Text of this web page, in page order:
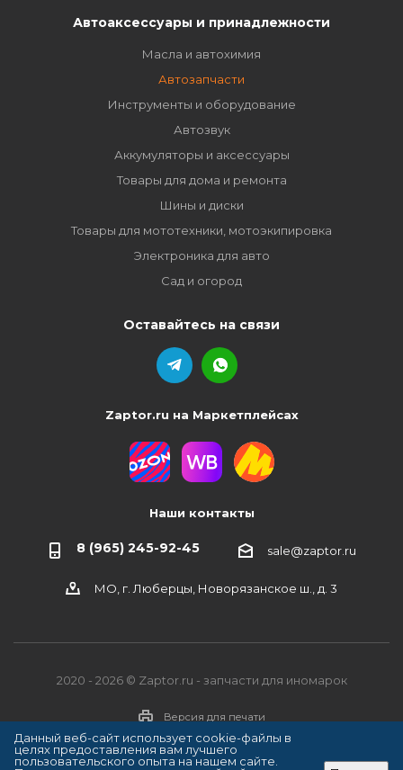
Автоаксессуары и принадлежности
Масла и автохимия
Автозапчасти
Инструменты и оборудование
Автозвук
Аккумуляторы и аксессуары
Товары для дома и ремонта
Шины и диски
Товары для мототехники, мотоэкипировка
Электроника для авто
Сад и огород
Оставайтесь на связи
Zaptor.ru на Маркетплейсах
Наши контакты
8 (965) 245-92-45 sale@zaptor.ru
МО, г. Люберцы, Новорязанское ш., д. 3
2020 - 2026 © Zaptor.ru - запчасти для иномарок
Версия для печати
Данный веб-сайт использует cookie-файлы в
целях предоставления вам лучшего
пользовательского опыта на нашем сайте.